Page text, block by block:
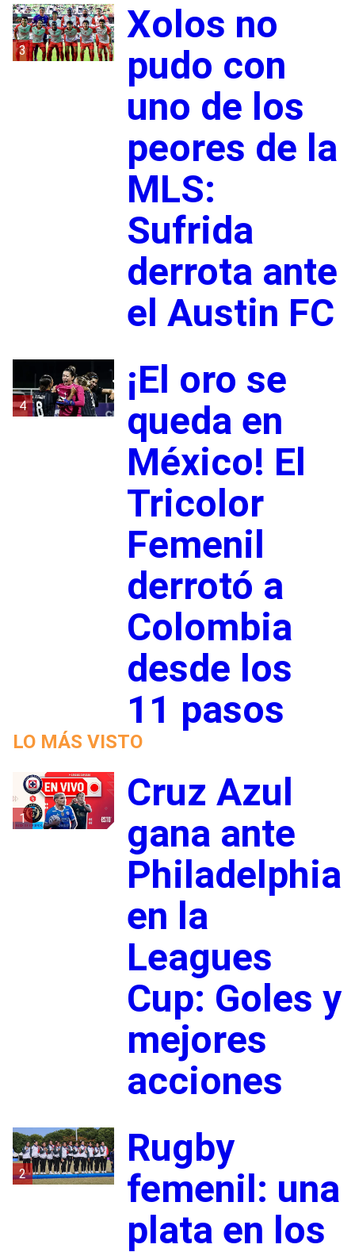
3
Xolos no
pudo con
uno de los
peores de la
MLS:
Sufrida
derrota ante
el Austin FC
4
¡El oro se
queda en
México! El
Tricolor
Femenil
derrotó a
Colombia
desde los
11 pasos
LO MÁS VISTO
1
Cruz Azul
gana ante
Philadelphia
en la
Leagues
Cup: Goles y
mejores
acciones
2
Rugby
femenil: una
plata en los